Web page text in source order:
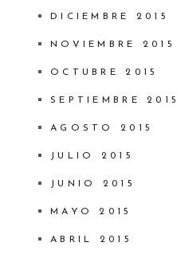
DICIEMBRE 2015
NOVIEMBRE 2015
OCTUBRE 2015
SEPTIEMBRE 2015
AGOSTO 2015
JULIO 2015
JUNIO 2015
MAYO 2015
ABRIL 2015